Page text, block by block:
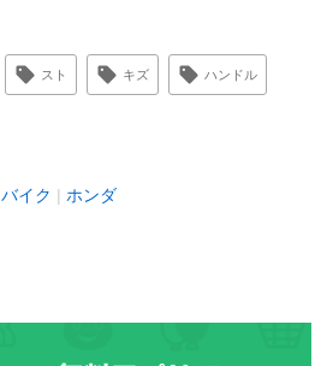
スト キズ ハンドル
バイク ホンダ